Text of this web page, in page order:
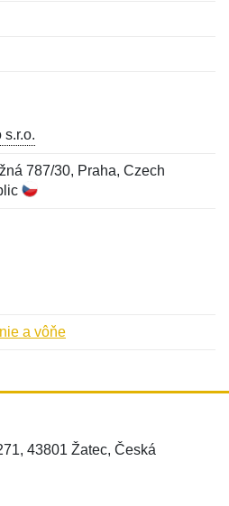
s.r.o.
787/30, Praha, Czech
a vôňe
43801 Žatec, Česká